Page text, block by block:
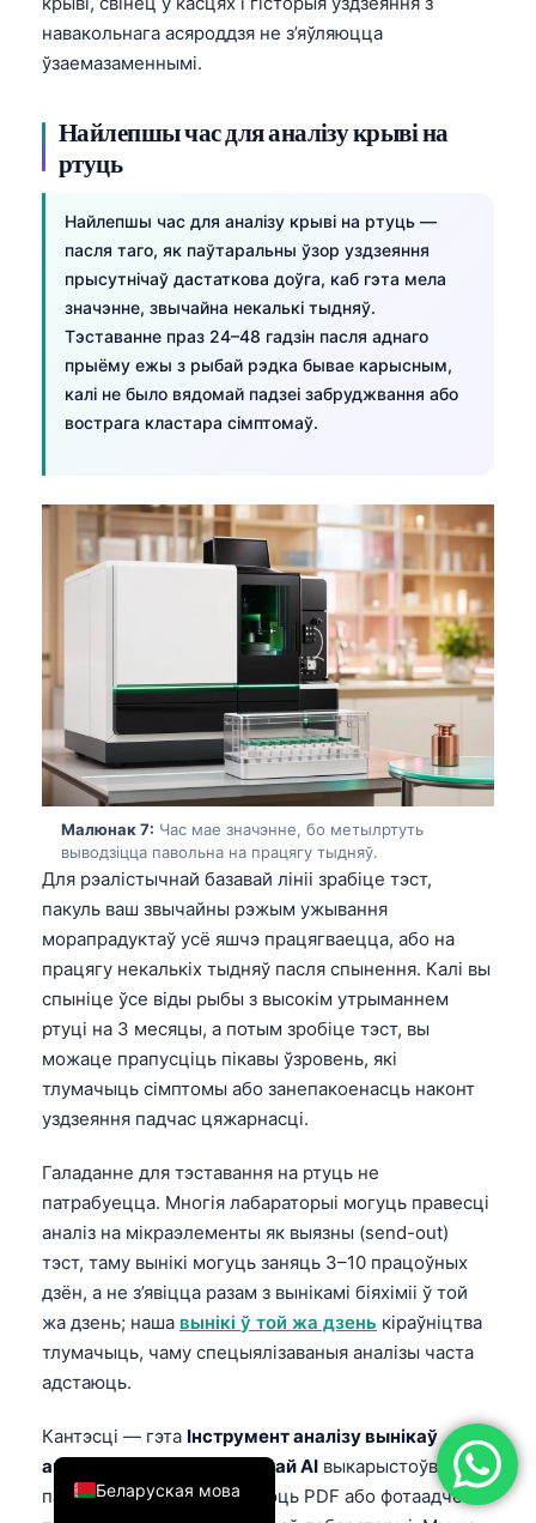
навакольнага асяроддзя не з’яўляюцца
ўзаемазаменнымі.
Найлепшы час для аналізу крыві на
ртуць
Найлепшы час для аналізу крыві на ртуць —
пасля таго, як паўтаральны ўзор уздзеяння
прысутнічаў дастаткова доўга, каб гэта мела
значэнне, звычайна некалькі тыдняў.
Тэставанне праз 24–48 гадзін пасля аднаго
прыёму ежы з рыбай рэдка бывае карысным,
калі не было вядомай падзеі забруджвання або
вострага кластара сімптомаў.
Малюнак 7: Час мае значэнне, бо метылртуть
выводзіцца павольна на працягу тыдняў.
Для рэалістычнай базавай лініі зрабіце тэст,
пакуль ваш звычайны рэжым ужывання
морапрадуктаў усё яшчэ працягваецца, або на
працягу некалькіх тыдняў пасля спынення. Калі вы
спыніце ўсе віды рыбы з высокім утрыманнем
ртуці на 3 месяцы, а потым зробіце тэст, вы
можаце прапусціць пікавы ўзровень, які
тлумачыць сімптомы або занепакоенасць наконт
уздзеяння падчас цяжарнасці.
Галаданне для тэставання на ртуць не
патрабуецца. Многія лабараторыі могуць правесці
аналіз на мікраэлементы як выязны (send-out)
тэст, таму вынікі могуць заняць 3–10 працоўных
дзён, а не з’явіцца разам з вынікамі біяхіміі ў той
жа дзень; наша вынікі ў той жа дзень кіраўніцтва
тлумачыць, чаму спецыялізаваныя аналізы часта
адстаюць.
Кантэсці — гэта Інструмент аналізу вынікаў
аналізу крыві з падтрымкай AI выкарыстоўваецца
пацыентамі, якія загружаюць PDF або фотаадчёты
Беларуская мова
English
Français
עִבְרִית
Español
Português
Ελληνικά
Türkçe
Română
简体中文
فارسی
Български
Nederlands
Bahasa Indonesia
Հայերեն
Íslenska
Azərbaycan dili
Eesti
Čeština
ქართული
Русский
Lietuvių kalba
한국어
Magyar
বাংলা
اردو